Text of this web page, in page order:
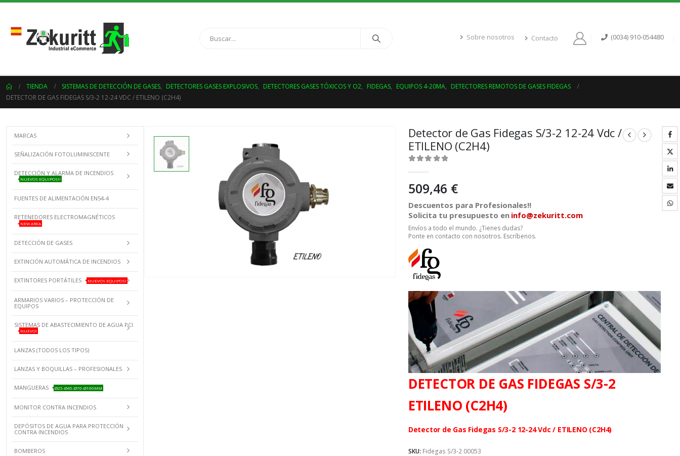
Sobre nosotros Contacto (0034) 910-054480
TIENDA SISTEMAS DE DETECCIÓN DE GASES, DETECTORES GASES EXPLOSIVOS, DETECTORES GASES TÓXICOS Y O2, FIDEGAS, EQUIPOS 4-20MA, DETECTORES REMOTOS DE GASES FIDEGAS
DETECTOR DE GAS FIDEGAS S/3-2 12-24 VDC / ETILENO (C2H4)
Detector de Gas Fidegas S/3-2 12-24 Vdc /
ETILENO (C2H4)
509,46 €
Descuentos para Profesionales!!
Solicita tu presupuesto en info@zekuritt.com
Envíos a todo el mundo. ¿Tienes dudas?
Ponte en contacto con nosotros. Escríbenos.
DETECTOR DE GAS FIDEGAS S/3-2
ETILENO (C2H4)
Detector de Gas Fidegas S/3-2 12-24 Vdc / ETILENO (C2H4)
SKU: Fidegas S/3-2 00053
MARCAS
SEÑALIZACIÓN FOTOLUMINISCENTE
DETECCIÓN Y ALARMA DE INCENDIOS
NUEVOS EQUIPOS!!
FUENTES DE ALIMENTACIÓN EN54-4
RETENEDORES ELECTROMAGNÉTICOS
NEW AREA
DETECCIÓN DE GASES
EXTINCIÓN AUTOMÁTICA DE INCENDIOS
EXTINTORES PORTÁTILES NUEVOS EQUIPOS!
ARMARIOS VARIOS – PROTECCIÓN DE
EQUIPOS
SISTEMAS DE ABASTECIMIENTO DE AGUA PCI
NUEVO!
LANZAS (TODOS LOS TIPOS)
LANZAS Y BOQUILLAS – PROFESIONALES
MANGUERAS Ø25-Ø45-Ø70-Ø100MM
MONITOR CONTRA INCENDIOS
DEPÓSITOS DE AGUA PARA PROTECCIÓN
CONTRA INCENDIOS
BOMBEROS